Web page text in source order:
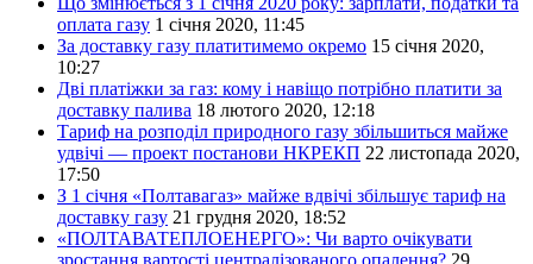
оплата газу 1 січня 2020, 11:45
За доставку газу платитимемо окремо 15 січня 2020,
10:27
Дві платіжки за газ: кому і навіщо потрібно платити за
доставку палива 18 лютого 2020, 12:18
Тариф на розподіл природного газу збільшиться майже
удвічі — проект постанови НКРЕКП 22 листопада 2020,
17:50
З 1 січня «Полтавагаз» майже вдвічі збільшує тариф на
доставку газу 21 грудня 2020, 18:52
«ПОЛТАВАТЕПЛОЕНЕРГО»: Чи варто очікувати